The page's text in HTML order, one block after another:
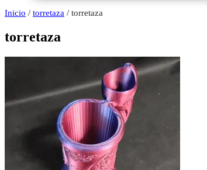
Inicio / torretaza / torretaza
torretaza